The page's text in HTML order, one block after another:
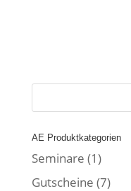
AE Produktkategorien
Seminare (1)
Gutscheine (7)